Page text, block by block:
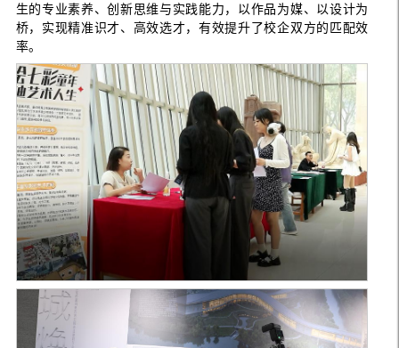
生的专业素养、创新思维与实践能力，以作品为媒、以设计为
桥，实现精准识才、高效选才，有效提升了校企双方的匹配效
率。